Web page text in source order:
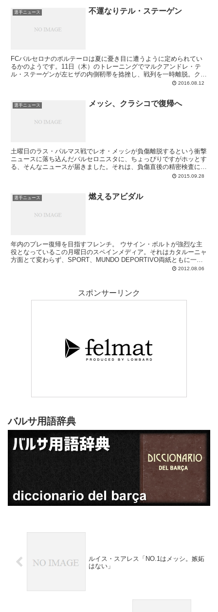
選手ニュース 不運なりテル・ステーゲン
FCバルセロナのポルテーロは夏に憂き目に遭うように定められてい
るかのようです。11日（木）のトレーニングでマルクアンドレ・テ
ル・ステーゲンが左ヒザの内側靭帯を捻挫し、戦列を一時離脱。クラ
ブはスーペルコパ第1戦（14日）を欠場、その後は「経過次第」とし
で、復帰は早くてリーガ第2節、通常で第3節となりそうです。
2016.08.12
選手ニュース メッシ、クラシコで復帰へ
土曜日のラス・パルマス戦でレオ・メッシが負傷離脱するという衝撃
ニュースに落ち込んだバルセロニスタに、ちょっぴりですがホッとす
る、そんなニュースが届きました。それは、負傷直後の精密検査によ
って回復には7-8週間を要すると診断されたメッシの左ヒザでした
我によって、マドリー戦直前の国際Aマッチウィークに不参加となる
チには充電とモチベーション十分のレオが戻ってくるだろうと予想さ
2015.09.28
選手ニュース 燃えるアビダル
年内のプレー復帰を目指すフレンチ。 ウサイン・ボルトが強烈な主
役となっているこの月曜日のスペインメディア。それはカタルーニャ
方面とて変わらず、SPORT、MUNDO DEPORTIVO両紙ともに一面
2012.08.06
スポンサーリンク
バルサ用語辞典
ルイス・スアレス「NO.1はメッシ。嫉妬
はない」